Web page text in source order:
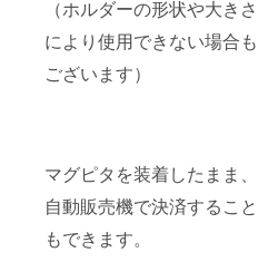
（ホルダーの形状や大きさ
により使用できない場合も
ございます）
マグピタを装着したまま、
自動販売機で決済すること
もできます。